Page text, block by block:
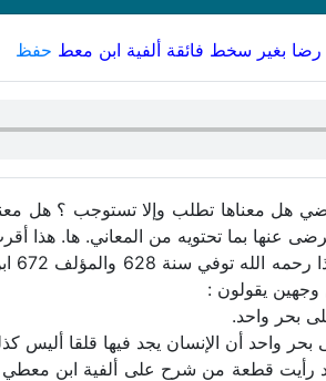
بغير سخط فائقة ألفية ابن معط حفظ
هل معناها تطلب وإلا تستوجب ؟ هل
عنها بما تحتويه من المعاني. ها. هذا
.
يقولون :
بحر واحد.
واحد أن الإنسان يجد فيها قلقا أليس
قد رأيت قطعة من شرح على ألفية ابن